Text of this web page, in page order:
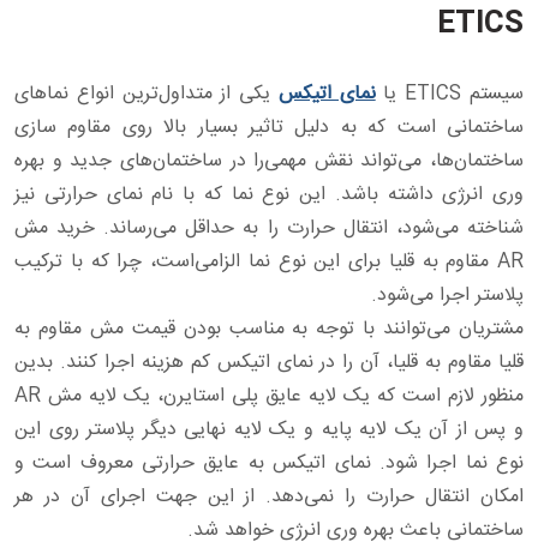
ETICS
سیستم ETICS یا نمای اتیکس یکی از متداول‌ترین انواع نماهای
ساختمانی است که به دلیل تاثیر بسیار بالا روی مقاوم سازی
ساختمان‌ها، می‌تواند نقش مهمی‌را در ساختمان‌های جدید و بهره
وری انرژی داشته باشد. این نوع نما که با نام نمای حرارتی نیز
شناخته می‌شود، انتقال حرارت را به حداقل می‌رساند. خرید مش
AR مقاوم به قلیا برای این نوع نما الزامی‌است، چرا که با ترکیب
پلاستر اجرا می‌شود.
مشتریان می‌توانند با توجه به مناسب بودن قیمت مش مقاوم به
قلیا مقاوم به قلیا، آن را در نمای اتیکس کم هزینه اجرا کنند. بدین
منظور لازم است که یک لایه عایق پلی استایرن، یک لایه مش AR
و پس از آن یک لایه پایه و یک لایه نهایی دیگر پلاستر روی این
نوع نما اجرا شود. نمای اتیکس به عایق حرارتی معروف است و
امکان انتقال حرارت را نمی‌دهد. از این جهت اجرای آن در هر
ساختمانی باعث بهره وری انرژی خواهد شد.